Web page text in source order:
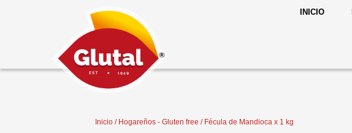
INICIO
Inicio/ Hogareños - Gluten free / Fécula de Mandioca x 1 kg